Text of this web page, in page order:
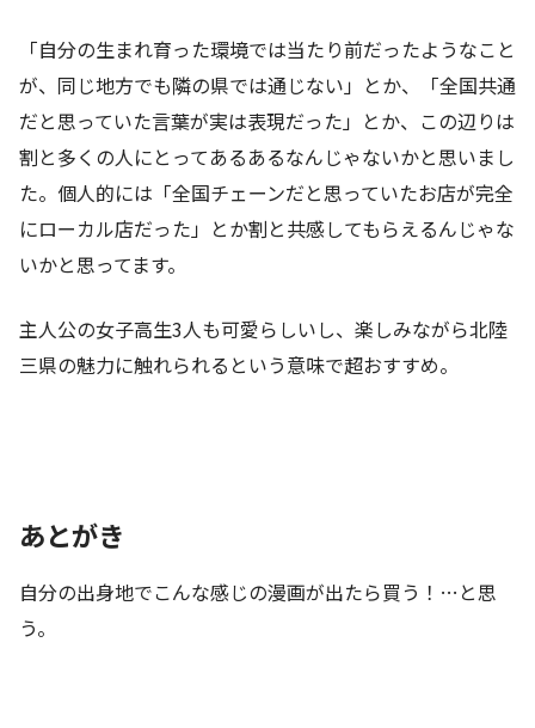
「自分の生まれ育った環境では当たり前だったようなこと
が、同じ地方でも隣の県では通じない」とか、「全国共通
だと思っていた言葉が実は表現だった」とか、この辺りは
割と多くの人にとってあるあるなんじゃないかと思いまし
た。個人的には「全国チェーンだと思っていたお店が完全
にローカル店だった」とか割と共感してもらえるんじゃな
いかと思ってます。
主人公の女子高生3人も可愛らしいし、楽しみながら北陸
三県の魅力に触れられるという意味で超おすすめ。
あとがき
自分の出身地でこんな感じの漫画が出たら買う！…と思
う。